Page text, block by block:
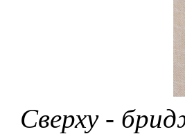
Сверху -